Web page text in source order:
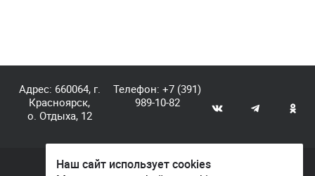
Адрес: 660064, г.
Красноярск,
о. Отдыха, 12
Телефон:+7 (391)
989-10-82
© КГАУ «Центр спортивной подготовки», 2026
Наш сайт использует cookies